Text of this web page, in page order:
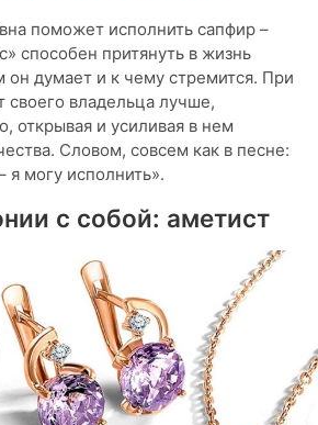
поможет исполнить сапфир –
способен притянуть в жизнь
он думает и к чему стремится. При
своего владельца лучше,
открывая и усиливая в нем
Словом, совсем как в песне:
могу исполнить».
с собой: аметист